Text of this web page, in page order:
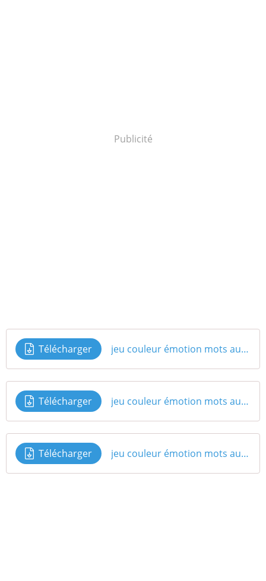
Publicité
Télécharger jeu couleur émotion mots autonomie 1
Télécharger jeu couleur émotion mots autonomie 2
Télécharger jeu couleur émotion mots autonomie 3